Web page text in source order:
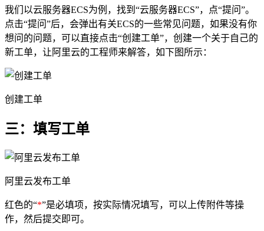
我们以云服务器ECS为例，找到“云服务器ECS”，点“提问”。
点击“提问”后，会弹出有关ECS的一些常见问题，如果没有你
想问的问题，可以直接点击“创建工单”，创建一个关于自己的
新工单，让阿里云的工程师来解答，如下图所示：
创建工单
三：填写工单
阿里云发布工单
红色的“*”是必填项，按实际情况填写，可以上传附件等操
作，然后提交即可。